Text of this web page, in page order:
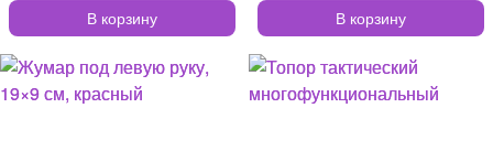
В корзину В корзину